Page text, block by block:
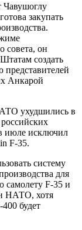
закупать
совета, он
создать
Анкарой
ухудшились в
июле исключил
F-35.
систему
для
самолету F-35 и
НАТО, хотя
будет